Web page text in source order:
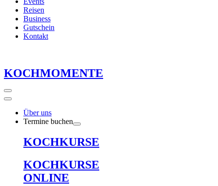
Reisen
Business
Gutschein
Kontakt
KOCHMOMENTE
Über uns
Termine buchen
KOCHKURSE
KOCHKURSE
ONLINE